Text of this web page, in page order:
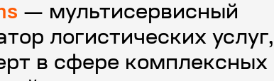
— мультисервисный
логистических услуг,
в сфере комплексных